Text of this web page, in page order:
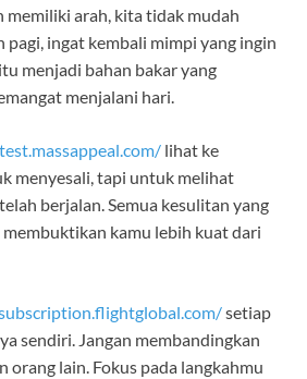
memiliki arah, kita tidak mudah
pagi, ingat kembali mimpi yang ingin
menjadi bahan bakar yang
menjalani hari.
lihat ke
menyesali, tapi untuk melihat
berjalan. Semua kesulitan yang
kamu lebih kuat dari
setiap
sendiri. Jangan membandingkan
orang lain. Fokus pada langkahmu